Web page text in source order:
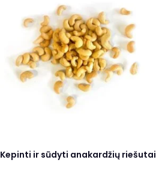
Kepinti ir sūdyti anakardžių riešutai